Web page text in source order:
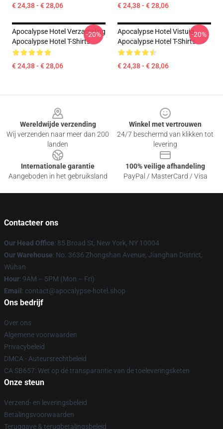
€ 24,38 - € 28,06 € 24,38 - € 28,06
Apocalypse Hotel Verzameling
Apocalypse Hotel T-Shirts
€ 24,38 - € 28,06
-20%
Apocalypse Hotel Vistuig
Apocalypse Hotel T-Shirts
€ 24,38 - € 28,06
-20%
Wereldwijde verzending
Wij verzenden naar meer dan 200
landen
Winkel met vertrouwen
24/7 beschermd van klikken tot
levering
Internationale garantie
Aangeboden in het gebruiksland
100% veilige afhandeling
PayPal / MasterCard / Visa
Contacteer ons
Our Head Office: 85 Broad St, New York, NY 10004
Our Warehouse: No. 3636 Zhongshan Avenue, Jianghan District,
Wuhan
Hour: 9AM – 5PM (Mon – Fri)
Email : contact@apocalypse-hotel.shop
Ons bedrijf
Over ons
Algemene voorwaarden
Privacybeleid
DMCA - Auteursrechtbeleid
CA SB657: Wet op de transparantie van de toeleveringsketen
Onze steun
Verzend- en leveringsbeleid
Betalingsvoorwaarden
Teruggave & terugbetalingsbeleid